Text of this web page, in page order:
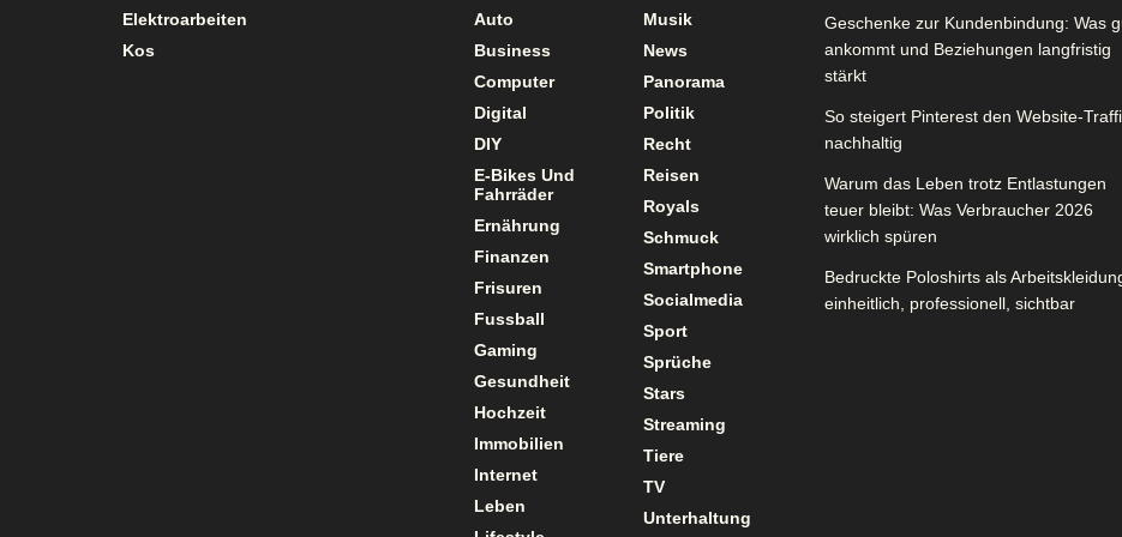
Elektroarbeiten
Kos
Auto
Business
Computer
Digital
DIY
E-Bikes Und
Fahrräder
Ernährung
Finanzen
Frisuren
Fussball
Gaming
Gesundheit
Hochzeit
Immobilien
Internet
Leben
Musik
News
Panorama
Politik
Recht
Reisen
Royals
Schmuck
Smartphone
Socialmedia
Sport
Sprüche
Stars
Streaming
Tiere
TV
Unterhaltung
Geschenke zur Kundenbindung: Was
ankommt und Beziehungen langfristig
stärkt
So steigert Pinterest den Website-
nachhaltig
Warum das Leben trotz Entlastungen
teuer bleibt: Was Verbraucher 2026
wirklich spüren
Bedruckte Poloshirts als
einheitlich, professionell, sichtbar